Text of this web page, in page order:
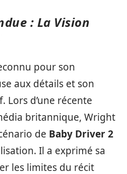
: La Vision
pour son
aux détails et son
Lors d’une récente
britannique, Wright
de Baby Driver 2
Il a exprimé sa
les limites du récit